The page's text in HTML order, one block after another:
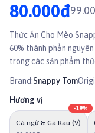
80.000đ
Thức Ăn Cho Mèo
60% thành phần
trong các sản phẩm
Brand:Snappy Tom
Hương vị
Cá ngừ & Gà Rau (V)
-19%